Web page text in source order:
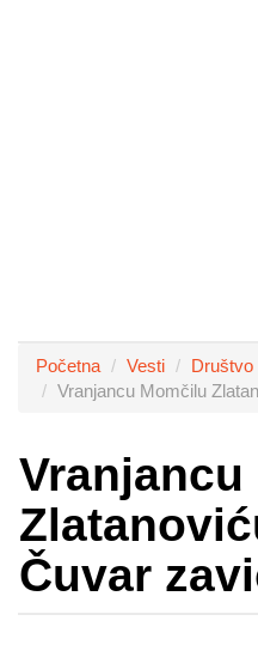
Početna Vesti
Društvo
Vranjancu Momčilu
Čuvar